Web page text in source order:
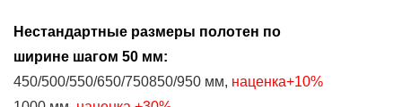
Нестандартные размеры полотен по
ширине шагом 50 мм:
450/500/550/650/750850/950 мм, наценка+10%